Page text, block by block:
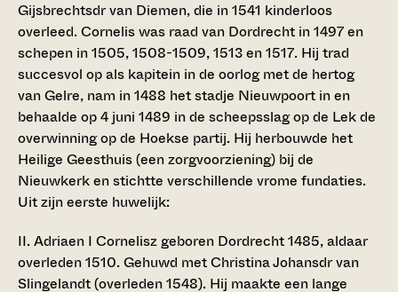
Gijsbrechtsdr van Diemen, die in 1541 kinderloos
overleed. Cornelis was raad van Dordrecht in 1497 en
schepen in 1505, 1508-1509, 1513 en 1517. Hij trad
succesvol op als kapitein in de oorlog met de hertog
van Gelre, nam in 1488 het stadje Nieuwpoort in en
behaalde op 4 juni 1489 in de scheepsslag op de Lek de
overwinning op de Hoekse partij. Hij herbouwde het
Heilige Geesthuis (een zorgvoorziening) bij de
Nieuwkerk en stichtte verschillende vrome fundaties.
Uit zijn eerste huwelijk:
II. Adriaen I Cornelisz geboren Dordrecht 1485, aldaar
overleden 1510. Gehuwd met Christina Johansdr van
Slingelandt (overleden 1548). Hij maakte een lange